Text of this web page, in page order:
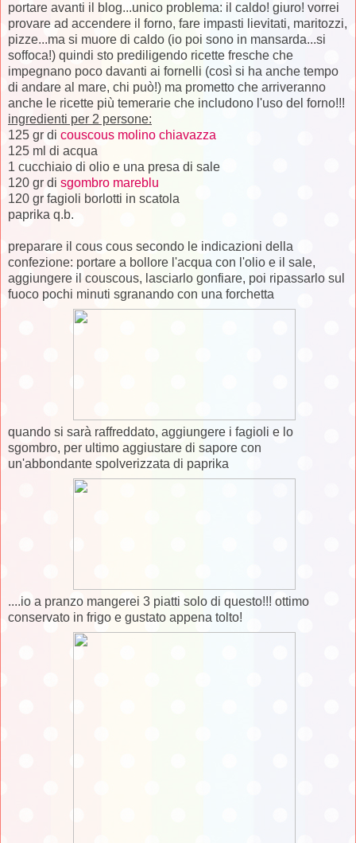
portare avanti il blog...unico problema: il caldo! giuro! vorrei
provare ad accendere il forno, fare impasti lievitati, maritozzi,
pizze...ma si muore di caldo (io poi sono in mansarda...si
soffoca!) quindi sto prediligendo ricette fresche che
impegnano poco davanti ai fornelli (così si ha anche tempo
di andare al mare, chi può!) ma prometto che arriveranno
anche le ricette più temerarie che includono l'uso del forno!!!
ingredienti per 2 persone:
125 gr di couscous molino chiavazza
125 ml di acqua
1 cucchiaio di olio e una presa di sale
120 gr di sgombro mareblu
120 gr fagioli borlotti in scatola
paprika q.b.
preparare il cous cous secondo le indicazioni della
confezione: portare a bollore l'acqua con l'olio e il sale,
aggiungere il couscous, lasciarlo gonfiare, poi ripassarlo sul
fuoco pochi minuti sgranando con una forchetta
quando si sarà raffreddato, aggiungere i fagioli e lo
sgombro, per ultimo aggiustare di sapore con
un'abbondante spolverizzata di paprika
....io a pranzo mangerei 3 piatti solo di questo!!! ottimo
conservato in frigo e gustato appena tolto!